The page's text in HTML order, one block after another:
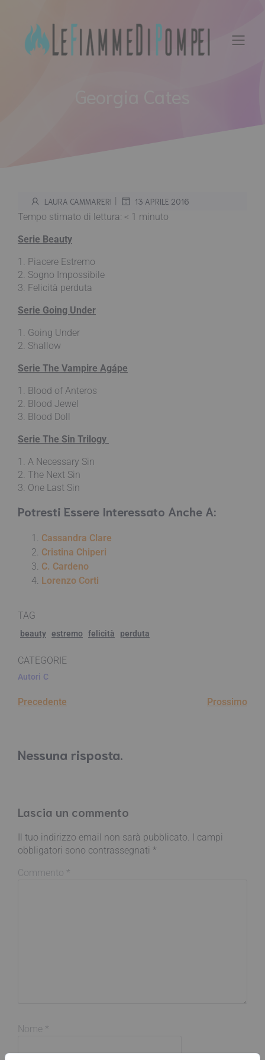
contenuto
LAURA CAMMARERI | 13 APRILE 2016
Tempo stimato di lettura: < 1 minuto
Serie Beauty
1. Piacere Estremo
2. Sogno Impossibile
3. Felicità perduta
Serie Going Under
1. Going Under
2. Shallow
Serie The Vampire Agápe
1. Blood of Anteros
2. Blood Jewel
3. Blood Doll
Serie The Sin Trilogy
1. A Necessary Sin
2. The Next Sin
3. One Last Sin
Potresti Essere Interessato Anche A:
Cassandra Clare
Cristina Chiperi
C. Cardeno
Lorenzo Corti
TAG
beauty estremo felicità perduta
CATEGORIE
Autori C
Precedente Prossimo
Nessuna risposta.
Lascia un commento
Il tuo indirizzo email non sarà pubblicato. I campi
obbligatori sono contrassegnati *
Commento *
Nome *